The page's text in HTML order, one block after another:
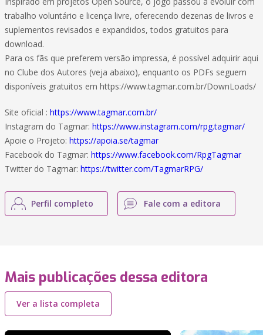
trabalho voluntário e licença livre, oferecendo dezenas de livros e
suplementos revisados e expandidos, todos gratuitos para
download.
Para os fãs que preferem versão impressa, é possível adquirir aqui
no Clube dos Autores (veja abaixo), enquanto os PDFs seguem
disponíveis gratuitos em https://www.tagmar.com.br/DownLoads/
Site oficial : https://www.tagmar.com.br/
Instagram do Tagmar: https://www.instagram.com/rpg.tagmar/
Apoie o Projeto: https://apoia.se/tagmar
Facebook do Tagmar: https://www.facebook.com/RpgTagmar
Twitter do Tagmar: https://twitter.com/TagmarRPG/
Perfil completo Fale com a editora
Mais publicações dessa editora
Ver a lista completa